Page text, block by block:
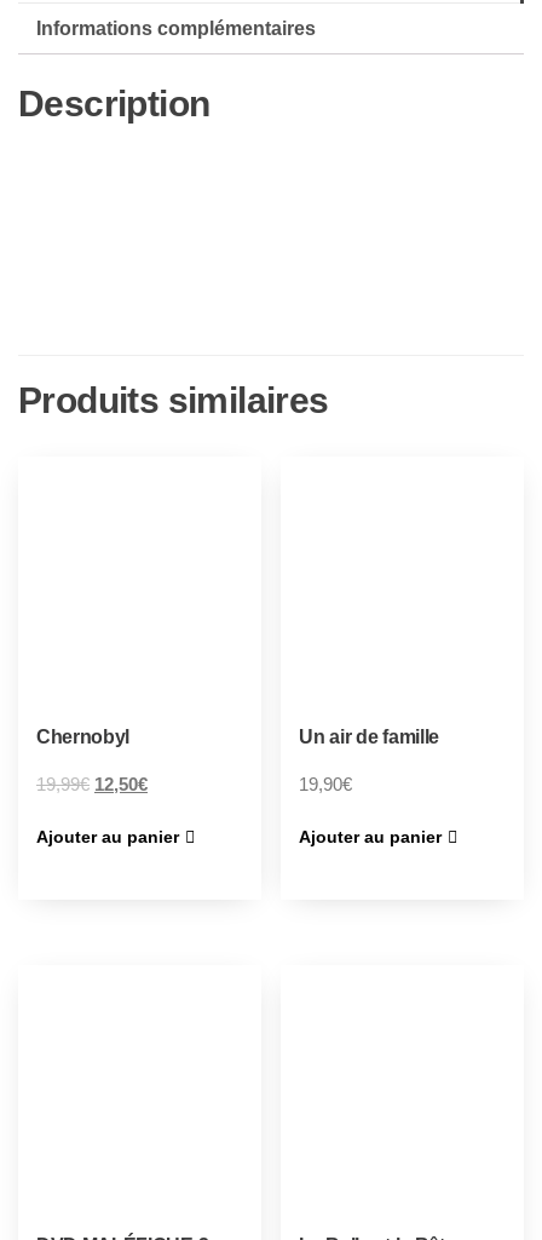
Informations complémentaires
Description
Produits similaires
Chernobyl
19,99€ 12,50€
Ajouter au panier
Un air de famille
19,90€
Ajouter au panier